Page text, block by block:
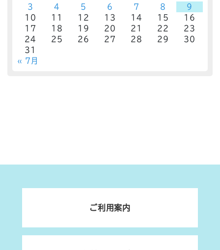
3
4 5 6 7 8
9
10
11 12 13 14 15
16
17
18 19 20 21 22
23
24
25 26 27 28 29
30
31
« 7月
ご利用案内